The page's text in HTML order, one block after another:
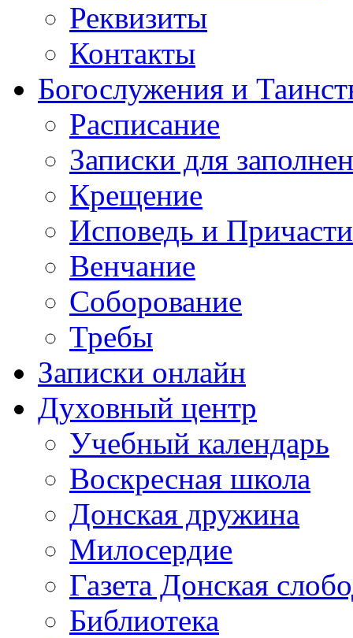
Реквизиты
Контакты
Богослужения и
Расписание
Записки для
Крещение
Исповедь и
Венчание
Соборование
Требы
Записки онлайн
Духовный центр
Учебный календарь
Воскресная школа
Донская дружина
Милосердие
Газета Донская
Библиотека